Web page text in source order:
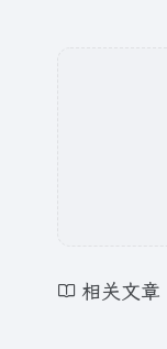
相关文章